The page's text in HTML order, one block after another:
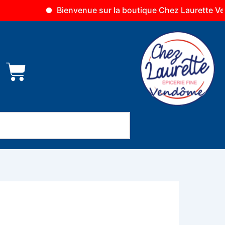
Bienvenue sur la boutique Chez Laurette Vendôme